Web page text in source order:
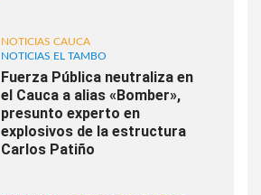
NOTICIAS CAUCA
NOTICIAS EL TAMBO
Fuerza Pública neutraliza en
el Cauca a alias «Bomber»,
presunto experto en
explosivos de la estructura
Carlos Patiño